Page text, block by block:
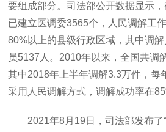
要组成部分。司法部公开数据显示，
已建立医调委3565个，人民调解工
80%以上的县级行政区域，其中调
员5137人。2010年以来，全国共调
其中2018年上半年调解3.3万件，每
采用人民调解方式，调解成功率在
2021年8月19日，司法部发布